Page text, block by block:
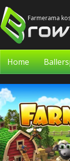
Farmerama
Home